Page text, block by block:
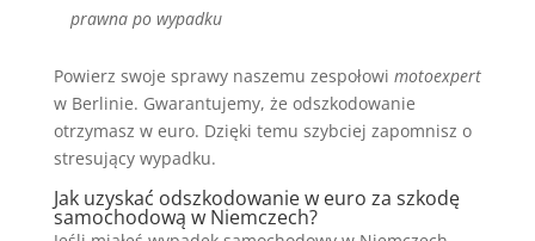
prawna po wypadku
Powierz swoje sprawy naszemu zespołowi motoexpert
w Berlinie. Gwarantujemy, że odszkodowanie
otrzymasz w euro. Dzięki temu szybciej zapomnisz o
stresujący wypadku.
Jak uzyskać odszkodowanie w euro za szkodę
samochodową w Niemczech?